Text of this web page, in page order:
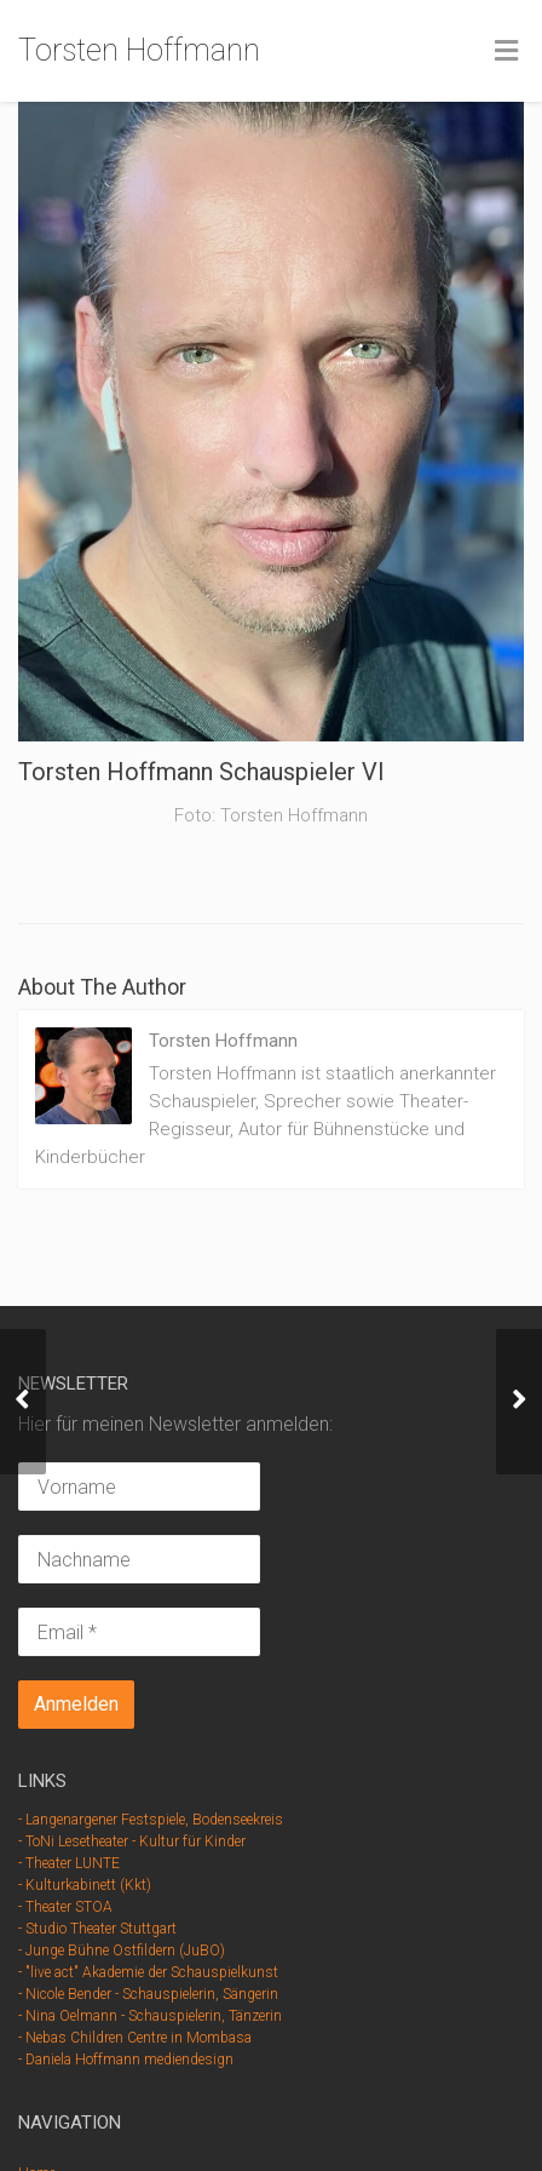
Torsten Hoffmann
Torsten Hoffmann Schauspieler VI
Foto: Torsten Hoffmann
About The Author
Torsten Hoffmann
Torsten Hoffmann ist staatlich anerkannter
Schauspieler, Sprecher sowie Theater-
Regisseur, Autor für Bühnenstücke und
Kinderbücher
Torsten Hoffmann
Schauspieler I
NEWSLETTER
Hier für meinen Newsletter anmelden:
LINKS
- Langenargener Festspiele, Bodenseekreis
- ToNi Lesetheater - Kultur für Kinder
- Theater LUNTE
- Kulturkabinett (Kkt)
- Theater STOA
- Studio Theater Stuttgart
- Junge Bühne Ostfildern (JuBO)
- "live act" Akademie der Schauspielkunst
- Nicole Bender - Schauspielerin, Sängerin
- Nina Oelmann - Schauspielerin, Tänzerin
- Nebas Children Centre in Mombasa
- Daniela Hoffmann mediendesign
NAVIGATION